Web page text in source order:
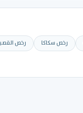
رخص سكاكا رخص